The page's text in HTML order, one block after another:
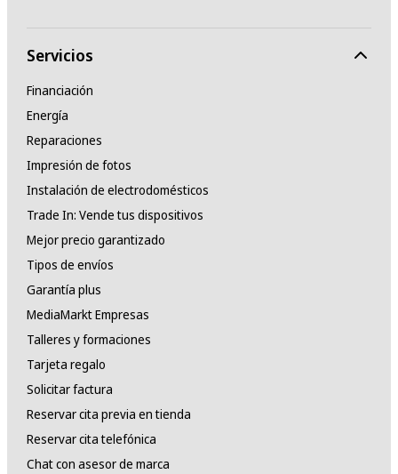
Servicios
Financiación
Energía
Reparaciones
Impresión de fotos
Instalación de electrodomésticos
Trade In: Vende tus dispositivos
Mejor precio garantizado
Tipos de envíos
Garantía plus
MediaMarkt Empresas
Talleres y formaciones
Tarjeta regalo
Solicitar factura
Reservar cita previa en tienda
Reservar cita telefónica
Chat con asesor de marca